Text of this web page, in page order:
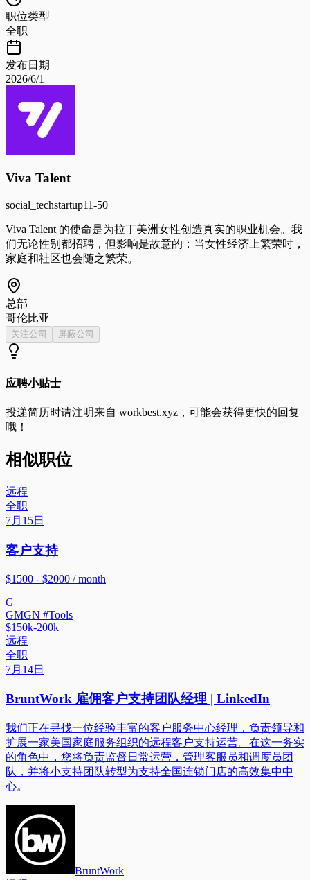
职位类型
全职
发布日期
2026/6/1
Viva Talent
social_techstartup11-50
Viva Talent 的使命是为拉丁美洲女性创造真实的职业机会。我
们无论性别都招聘，但影响是故意的：当女性经济上繁荣时，
家庭和社区也会随之繁荣。
总部
哥伦比亚
关注公司 屏蔽公司
应聘小贴士
投递简历时请注明来自 workbest.xyz ，可能会获得更快的回复
哦！
相似职位
远程
全职
7月15日
客户支持
$1500 - $2000 / month
G
GMGN #Tools
$150k-200k
远程
全职
7月14日
BruntWork 雇佣客户支持团队经理 | LinkedIn
我们正在寻找一位经验丰富的客户服务中心经理，负责领导和
扩展一家美国家庭服务组织的远程客户支持运营。在这一务实
的角色中，您将负责监督日常运营，管理客服员和调度员团
队，并将小支持团队转型为支持全国连锁门店的高效集中中
心。
BruntWork